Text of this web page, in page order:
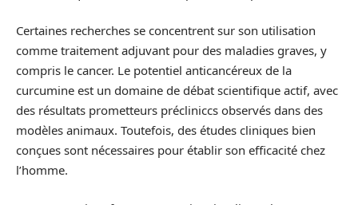
Certaines recherches se concentrent sur son utilisation
comme traitement adjuvant pour des maladies graves, y
compris le cancer. Le potentiel anticancéreux de la
curcumine est un domaine de débat scientifique actif, avec
des résultats prometteurs précliniccs observés dans des
modèles animaux. Toutefois, des études cliniques bien
conçues sont nécessaires pour établir son efficacité chez
l’homme.